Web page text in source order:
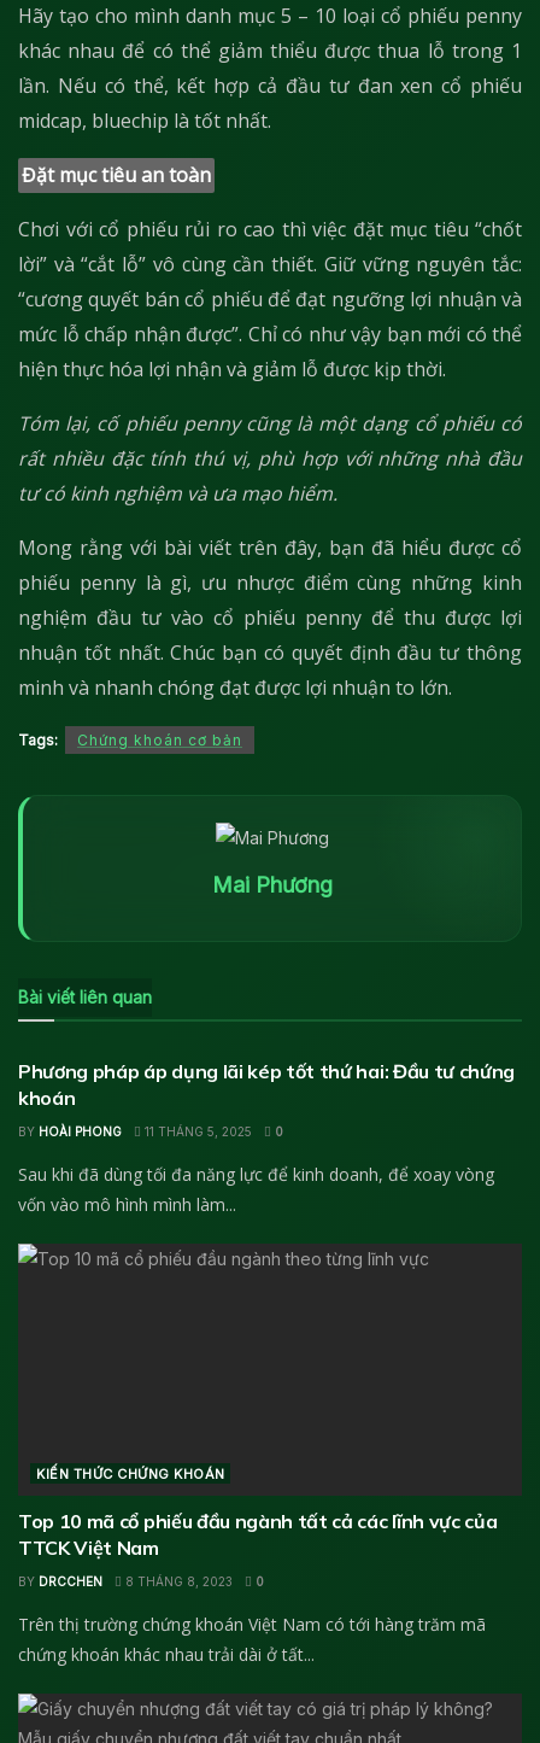
Hãy tạo cho mình danh mục 5 – 10 loại cổ phiếu penny
khác nhau để có thể giảm thiểu được thua lỗ trong 1
lần. Nếu có thể, kết hợp cả đầu tư đan xen cổ phiếu
midcap, bluechip là tốt nhất.
Đặt mục tiêu an toàn
Chơi với cổ phiếu rủi ro cao thì việc đặt mục tiêu “chốt
lời” và “cắt lỗ” vô cùng cần thiết. Giữ vững nguyên tắc:
“cương quyết bán cổ phiếu để đạt ngưỡng lợi nhuận và
mức lỗ chấp nhận được”. Chỉ có như vậy bạn mới có thể
hiện thực hóa lợi nhận và giảm lỗ được kịp thời.
Tóm lại, cố phiếu penny cũng là một dạng cổ phiếu có
rất nhiều đặc tính thú vị, phù hợp với những nhà đầu
tư có kinh nghiệm và ưa mạo hiểm.
Mong rằng với bài viết trên đây, bạn đã hiểu được cổ
phiếu penny là gì, ưu nhược điểm cùng những kinh
nghiệm đầu tư vào cổ phiếu penny để thu được lợi
nhuận tốt nhất. Chúc bạn có quyết định đầu tư thông
minh và nhanh chóng đạt được lợi nhuận to lớn.
Tags: Chứng khoán cơ bản
Mai Phương
Bài viết liên quan
KIẾN THỨC CHỨNG KHOÁN
Phương pháp áp dụng lãi kép tốt thứ hai: Đầu tư chứng
khoán
BY HOÀI PHONG 11 THÁNG 5, 2025 0
Sau khi đã dùng tối đa năng lực để kinh doanh, để xoay vòng
vốn vào mô hình mình làm...
KIẾN THỨC CHỨNG KHOÁN
Top 10 mã cổ phiếu đầu ngành tất cả các lĩnh vực của
TTCK Việt Nam
BY DRCCHEN 8 THÁNG 8, 2023 0
Trên thị trường chứng khoán Việt Nam có tới hàng trăm mã
chứng khoán khác nhau trải dài ở tất...